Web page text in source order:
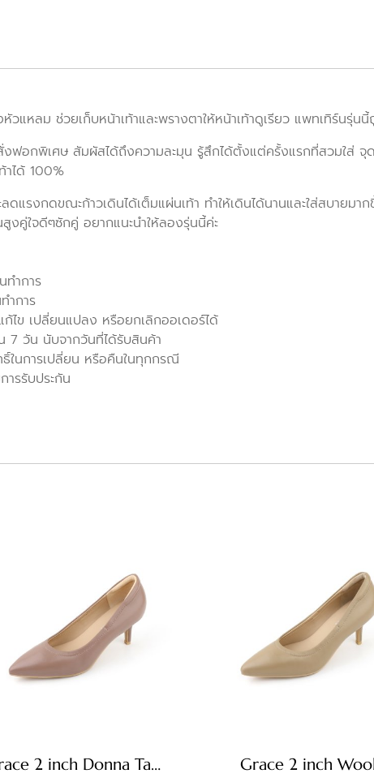
หลม ช่วยเก็บหน้าเท้าและพรางตาให้หน้าเท้าดูเรียว แพทเทิร์นรุ่นนี้
ฟอกพิเศษ สัมผัสได้ถึงความละมุน รู้สึกได้ตั้งแต่ครั้งแรกที่สวมใส่
ได้ 100%
แรงกดขณะก้าวเดินได้เต็มแผ่นเท้า ทำให้เดินได้นานและใส่สบายมา
คู่ใจดีๆซักคู่ อยากแนะนำให้ลองรุ่นนี้ค่ะ
ทำการ
ำการ
ก้ไข เปลี่ยนแปลง หรือยกเลิกออเดอร์ได้
7 วัน นับจากวันที่ได้รับสินค้า
ในการเปลี่ยน หรือคืนในทุกกรณี
ารรับประกัน
Grace 2 inch Donna Taupe Grace 2 inch